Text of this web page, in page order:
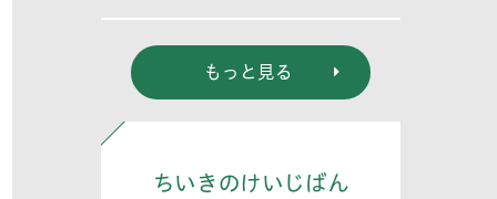
もっと見る
ちいきのけいじばん